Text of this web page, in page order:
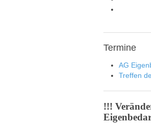
Termine
AG
Treffen
!!!